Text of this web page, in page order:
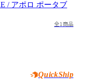
全1商品
QuickShip